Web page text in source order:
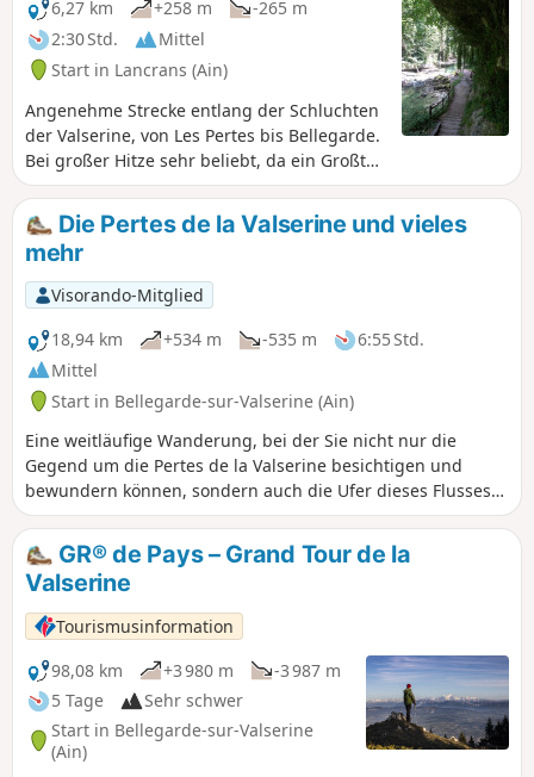
nach Savoyen zu gelangen und seinen Weg nach Süden
fortzusetzen.
6,27 km +258 m
-265 m
2:30 Std.
Mittel
Start in Lancrans (Ain)
Angenehme Strecke entlang der Schluchten
der Valserine, von Les Pertes bis Bellegarde.
Bei großer Hitze sehr beliebt, da ein Großteil
der Strecke im Unterholz und immer in der
Nähe des Flusses verläuft. Achtung: Ein
Gemeindebeschluss vom 11. April 2024
verbietet es, die Wanderung über Punkt 5
hinaus entlang der Ufer der Valsorine
fortzusetzen (Gehbrücken gesperrt).
Die Pertes de la Valserine und vieles
mehr
Visorando-Mitglied
18,94 km
+534 m -535 m
6:55 Std.
Mittel
Start in Bellegarde-sur-Valserine (Ain)
Eine weitläufige Wanderung, bei der Sie nicht nur die
Gegend um die Pertes de la Valserine besichtigen und
bewundern können, sondern auch die Ufer dieses Flusses
erkunden können, der das Relief im Laufe der Jahrhunderte
tief geprägt und im 19. Jahrhundert industrielle Aktivitäten
ermöglicht hat.
GR® de Pays – Grand Tour de la
Valserine
Tourismusinformation
98,08 km
+3 980 m
-3 987 m
5 Tage
Sehr schwer
Start in Bellegarde-sur-Valserine
(Ain)